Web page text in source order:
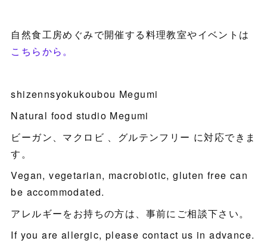
自然食工房めぐみで開催する料理教室やイベントは
こちらから。
shizennsyokukoubou Megumi
Natural food studio Megumi
ビーガン、マクロビ 、グルテンフリー に対応できま
す。
Vegan, vegetarian, macrobiotic, gluten free can
be accommodated.
アレルギーをお持ちの方は、事前にご相談下さい。
If you are allergic, please contact us in advance.